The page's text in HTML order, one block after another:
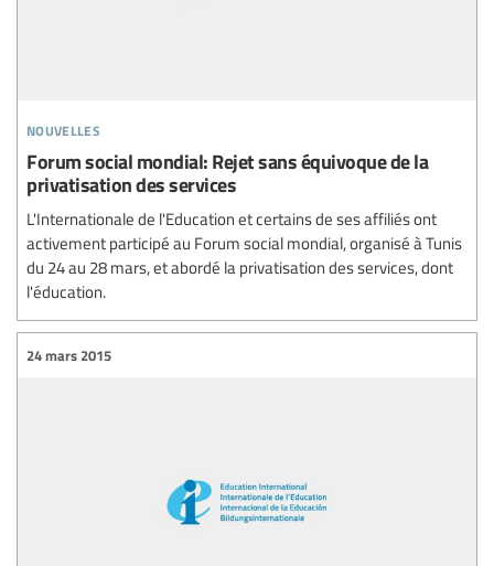
nouvelles
Forum social mondial: Rejet sans équivoque de la
privatisation des services
L'Internationale de l'Education et certains de ses affiliés ont
activement participé au Forum social mondial, organisé à Tunis
du 24 au 28 mars, et abordé la privatisation des services, dont
l'éducation.
24 mars 2015